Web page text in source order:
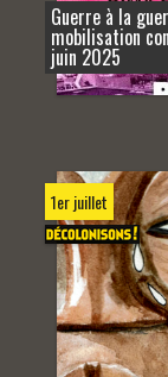
Guerre à la
mobilisation
juin 2025
1er juillet